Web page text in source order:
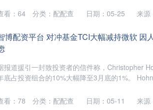
日期：05-25 来源
看： 64 分类： 配配查
博配资平台 对冲基金TCI大幅减持微软 因
报道援引一封致投资者的信件称，Christopher
底占投资组合的10%大幅降至3月底的1%。
日期：05-11 来源
看： 78 分类： 配配查